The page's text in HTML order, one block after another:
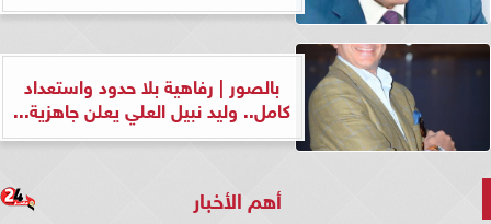
بالصور | رفاهية بلا حدود واستعداد
كامل.. وليد نبيل العلي يعلن جاهزية...
أهم الأخبار